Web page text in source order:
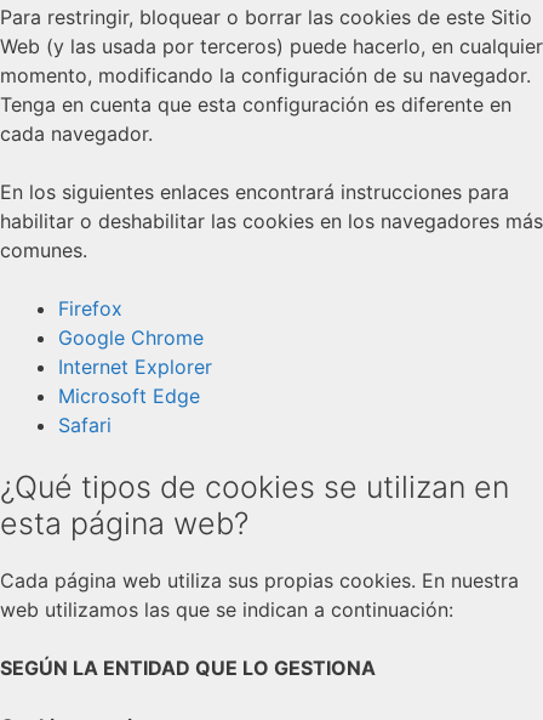
Para restringir, bloquear o borrar las cookies de este Sitio
Web (y las usada por terceros) puede hacerlo, en cualquier
momento, modificando la configuración de su navegador.
Tenga en cuenta que esta configuración es diferente en
cada navegador.
En los siguientes enlaces encontrará instrucciones para
habilitar o deshabilitar las cookies en los navegadores más
comunes.
Firefox
Google Chrome
Internet Explorer
Microsoft Edge
Safari
¿Qué tipos de cookies se utilizan en
esta página web?
Cada página web utiliza sus propias cookies. En nuestra
web utilizamos las que se indican a continuación:
SEGÚN LA ENTIDAD QUE LO GESTIONA